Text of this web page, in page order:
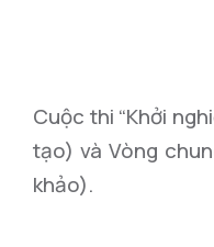
Cuộc thi “Khởi
tạo) và Vòng
khảo).